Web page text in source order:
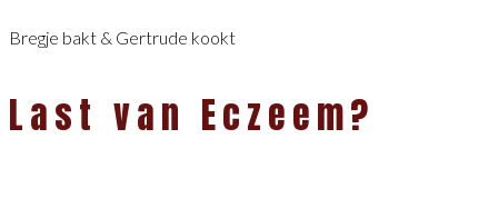
Bregje bakt & Gertrude kookt
Last van Eczeem?